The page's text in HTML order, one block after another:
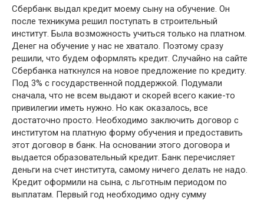
Сбербанк выдал кредит моему сыну на обучение. Он
после техникума решил поступать в строительный
институт. Была возможность учиться только на платном.
Денег на обучение у нас не хватало. Поэтому сразу
решили, что будем оформлять кредит. Случайно на сайте
Сбербанка наткнулся на новое предложение по кредиту.
Под 3% с государственной поддержкой. Подумали
сначала, что не всем выдают и скорей всего какие-то
привилегии иметь нужно. Но как оказалось, все
достаточно просто. Необходимо заключить договор с
институтом на платную форму обучения и предоставить
этот договор в банк. На основании этого договора и
выдается образовательный кредит. Банк перечисляет
деньги на счет института, самому ничего делать не надо.
Кредит оформили на сына, с льготным периодом по
выплатам. Первый год необходимо одну сумму